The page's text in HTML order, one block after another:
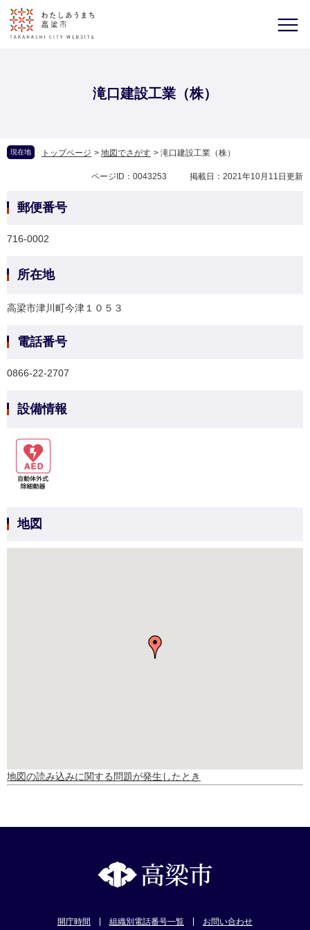
滝口建設工業（株）
現在地 トップページ > 地図でさがす > 滝口建設工業（株）
ページID：0043253 掲載日：2021年10月11日更新
郵便番号
716-0002
所在地
高梁市津川町今津１０５３
電話番号
0866-22-2707
設備情報
地図
地図の読み込みに関する問題が発生したとき
開庁時間 組織別電話番号一覧 お問い合わせ